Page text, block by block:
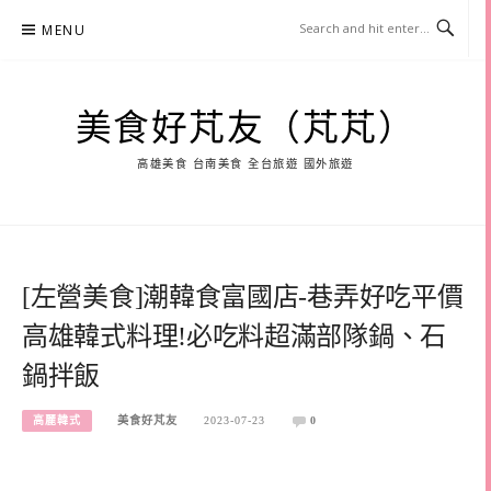
MENU
美食好芃友（芃芃）
高雄美食 台南美食 全台旅遊 國外旅遊
[左營美食]潮韓食富國店-巷弄好吃平價
高雄韓式料理!必吃料超滿部隊鍋、石
鍋拌飯
高麗韓式 美食好芃友 2023-07-23 0